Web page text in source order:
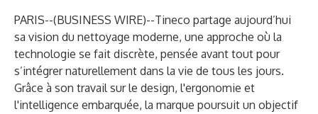
PARIS--(BUSINESS WIRE)--Tineco partage aujourd’hui
sa vision du nettoyage moderne, une approche où la
technologie se fait discrète, pensée avant tout pour
s’intégrer naturellement dans la vie de tous les jours.
Grâce à son travail sur le design, l'ergonomie et
l'intelligence embarquée, la marque poursuit un objectif